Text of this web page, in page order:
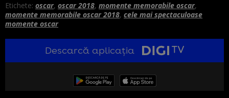
Etichete: oscar, oscar 2018, momente memorabile oscar,
momente memorabile oscar 2018, cele mai spectaculoase
momente oscar
Descarcă aplicația